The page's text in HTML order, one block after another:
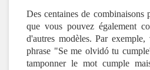
Des centaines de combinaisons
que vous pouvez également
d'autres modèles. Par
phrase "Se me olvidó tu
tamponner le mot cumple